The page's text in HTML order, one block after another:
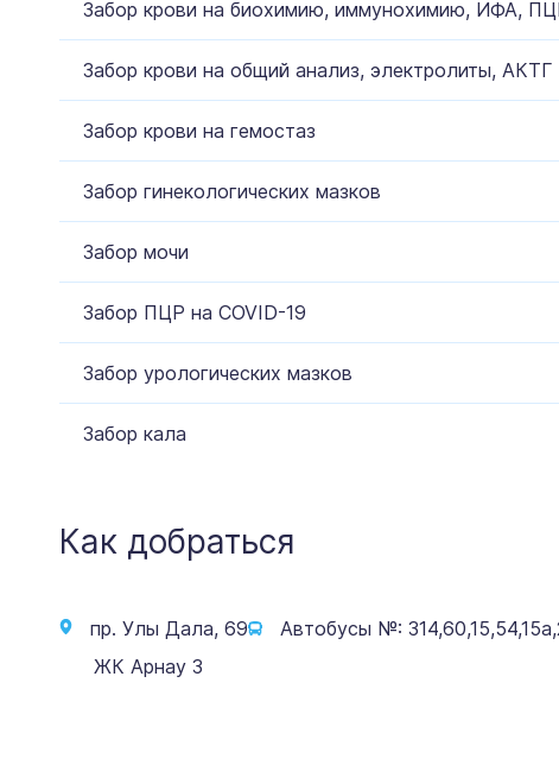
Забор крови на биохимию, иммунохимию, ИФА,
Забор крови на общий анализ, электролиты, АКТГ
Забор крови на гемостаз
Забор гинекологических мазков
Забор мочи
Забор ПЦР на COVID-19
Забор урологических мазков
Забор кала
Как добраться
пр. Улы Дала, 69
ЖК Арнау 3
Автобусы №: